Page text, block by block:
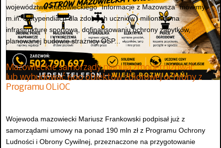
województwa mazowieckiego "Informacje z Mazowsza" mówimy
m.in. o stypendiach dla zdolnych uczniów i milionach na
infrastrukturę sportową, dofinansowaniu ochrony zabytków,
planowanej budowie strażnicy OSP...
Mazowieckie samorządy planują zmodernizować
lub wybudować 600 obiektów zbiorowej ochrony z
Programu OLiOC
Wojewoda mazowiecki Mariusz Frankowski podpisał już z
samorządami umowy na ponad 190 mln zł z Programu Ochrony
Ludności i Obrony Cywilnej, przeznaczone na przygotowanie